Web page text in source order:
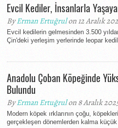
Evcil Kediler, İnsanlarla
ByErman Ertuğrulon 12 Aralık
Evcil kedilerin gelmesinden 3.500
Çin'deki yerleşim yerlerinde leopar
Anadolu Çoban Köpeğinde
Bulundu
ByErman Ertuğrulon 8 Aralık
Modern köpek ırklarının çoğu,
gerçekleşen dönemlerden kalma